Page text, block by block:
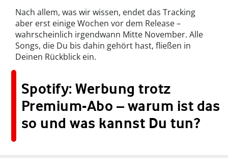
Nach allem, was wir wissen, endet das Tracking
aber erst einige Wochen vor dem Release –
wahrscheinlich irgendwann Mitte November. Alle
Songs, die Du bis dahin gehört hast, fließen in
Deinen Rückblick ein.
Spotify: Werbung trotz
Premium-Abo – warum ist das
so und was kannst Du tun?